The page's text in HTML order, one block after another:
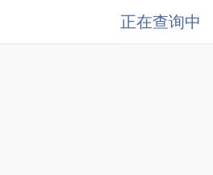
正在查询中